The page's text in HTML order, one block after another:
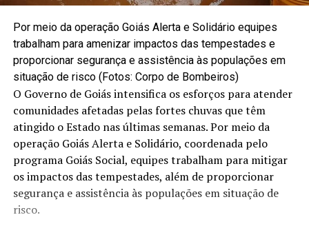
Por meio da operação Goiás Alerta e Solidário equipes
trabalham para amenizar impactos das tempestades e
proporcionar segurança e assistência às populações em
situação de risco (Fotos: Corpo de Bombeiros)
O Governo de Goiás intensifica os esforços para atender
comunidades afetadas pelas fortes chuvas que têm
atingido o Estado nas últimas semanas. Por meio da
operação Goiás Alerta e Solidário, coordenada pelo
programa Goiás Social, equipes trabalham para mitigar
os impactos das tempestades, além de proporcionar
segurança e assistência às populações em situação de
risco.